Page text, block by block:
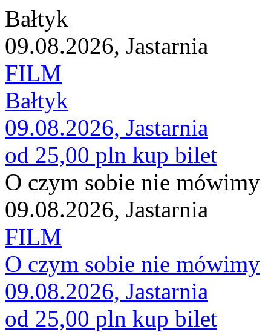
Bałtyk
09.08.2026, Jastarnia
FILM
Bałtyk
09.08.2026, Jastarnia
od 25,00 pln kup bilet
O czym sobie nie mówimy
09.08.2026, Jastarnia
FILM
O czym sobie nie mówimy
09.08.2026, Jastarnia
od 25,00 pln kup bilet